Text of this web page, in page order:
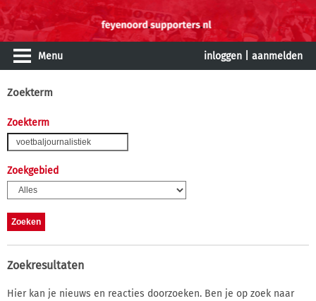
Menu inloggen aanmelden
Zoekterm
Zoekterm
Zoekgebied
Zoekresultaten
Hier kan je nieuws en reacties doorzoeken. Ben je op zoek naar